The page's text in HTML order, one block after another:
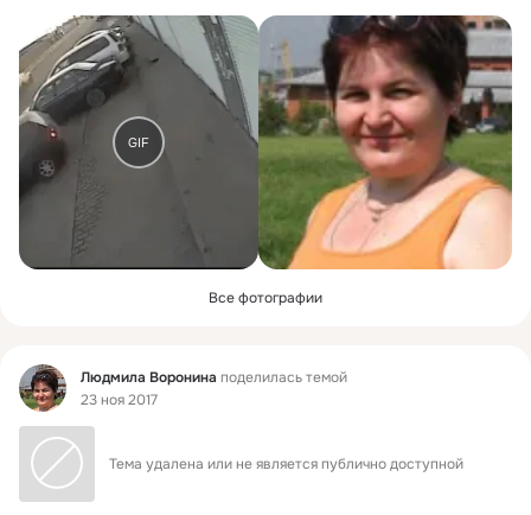
GIF
Все фотографии
Фид Людмила Воронина поделилась темой
23 ноя 2017
Тема удалена или не является публично доступной